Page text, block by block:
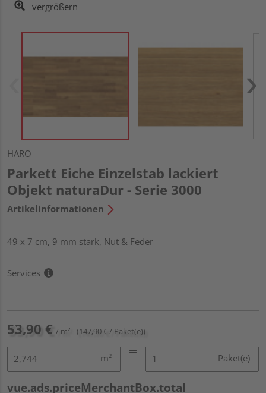
vergrößern
HARO
Parkett Eiche Einzelstab lackiert
Objekt naturaDur - Serie 3000
Artikelinformationen
49 x 7 cm, 9 mm stark, Nut & Feder
Services
53,90 € / m² (147,90 € / Paket(e))
m² Paket(e)
vue.ads.priceMerchantBox.total